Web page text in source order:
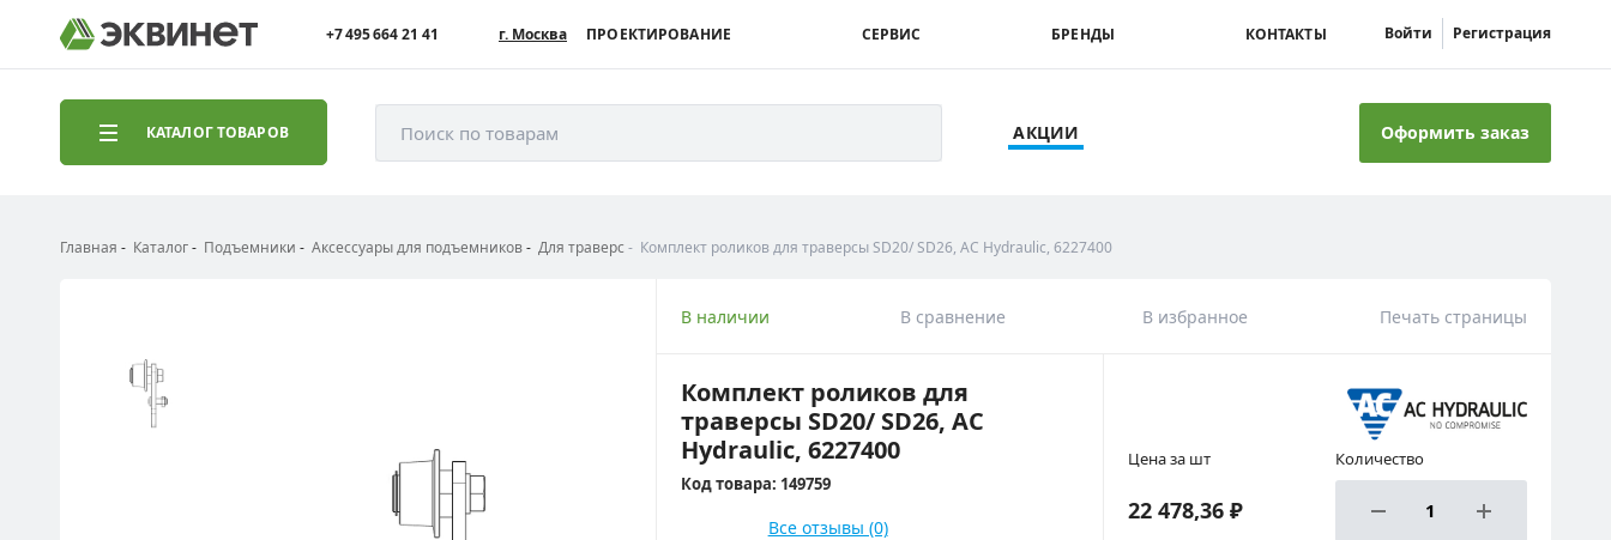
+7 495 664 21 41 г. Москва ПРОЕКТИРОВАНИЕ СЕРВИС БРЕНДЫ КОНТАКТЫ Войти Регистрация
КАТАЛОГ ТОВАРОВ Поиск по товарам АКЦИИ Оформить заказ
Главная Каталог Подъемники Аксессуары для подъемников Для траверс Комплект роликов для траверсы SD20/ SD26, AC Hydraulic, 6227400
В наличии В сравнение В избранное Печать страницы
Комплект роликов для
траверсы SD20/ SD26, AC
Hydraulic, 6227400
Код товара: 149759
Все отзывы (0)
Цена за шт
22 478,36 ₽
Количество